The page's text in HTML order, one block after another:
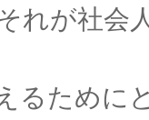
れが社会
るために